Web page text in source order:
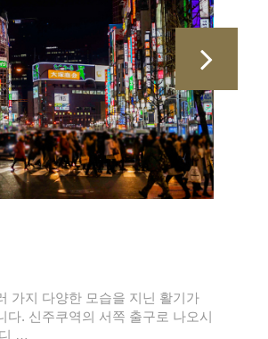
가지 다양한 모습을 지닌 활기가
다. 신주쿠역의 서쪽 출구로 나오시
…